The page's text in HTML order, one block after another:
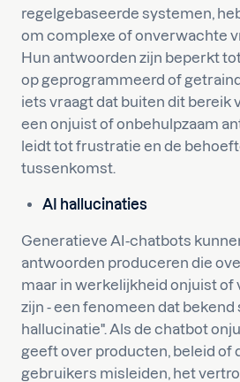
regelgebaseerde systemen,
om complexe of onverwachte
Hun antwoorden zijn beperkt
op geprogrammeerd of
iets vraagt dat buiten dit bereik
een onjuist of onbehulpzaam
leidt tot frustratie en de
tussenkomst.
AI hallucinaties
Generatieve AI-chatbots
antwoorden produceren die
maar in werkelijkheid onjuist of
zijn - een fenomeen dat bekend
hallucinatie". Als de chatbot
geeft over producten, beleid of
gebruikers misleiden, het